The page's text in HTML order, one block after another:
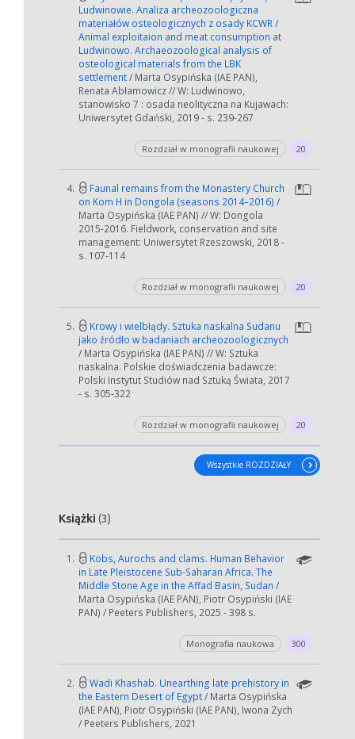
W zależności od ilości danych do przetworzenia generowanie pliku
może się wydłużyć.
Jeśli generowanie trwa zbyt długo można ograniczyć dane np.
Ludwinowie. Analiza archeozoologiczna
materiałów osteologicznych z osady KCWR /
Animal exploitaion and meat consumption at
Ludwinowo. Archaeozoological analysis of
osteological materials from the LBK
settlement/ Marta Osypińska (IAE PAN),
Renata Abłamowicz // W: Ludwinowo,
stanowisko 7 : osada neolityczna na Kujawach:
Uniwersytet Gdański, 2019 - s. 239-267
Rozdział w monografii naukowej 20
4.
Faunal remains from the Monastery Church
on Kom H in Dongola (seasons 2014–2016) /
Marta Osypińska (IAE PAN) // W: Dongola
2015-2016. Fieldwork, conservation and site
management: Uniwersytet Rzeszowski, 2018 -
s. 107-114
Rozdział w monografii naukowej 20
5.
Krowy i wielbłądy. Sztuka naskalna Sudanu
jako źródło w badaniach archeozoologicznych
/ Marta Osypińska (IAE PAN) // W: Sztuka
naskalna. Polskie doświadczenia badawcze:
Polski Instytut Studiów nad Sztuką Świata, 2017
- s. 305-322
Rozdział w monografii naukowej 20
Wszystkie ROZDZIAŁY
Książki (3)
1.
Kobs, Aurochs and clams. Human Behavior
in Late Pleistocene Sub-Saharan Africa. The
Middle Stone Age in the Affad Basin, Sudan /
Marta Osypińska (IAE PAN), Piotr Osypiński (IAE
PAN) / Peeters Publishers, 2025 - 398 s.
Monografia naukowa 300
2.
Wadi Khashab. Unearthing late prehistory in
the Eastern Desert of Egypt/ Marta Osypińska
(IAE PAN), Piotr Osypiński (IAE PAN), Iwona Zych
/ Peeters Publishers, 2021